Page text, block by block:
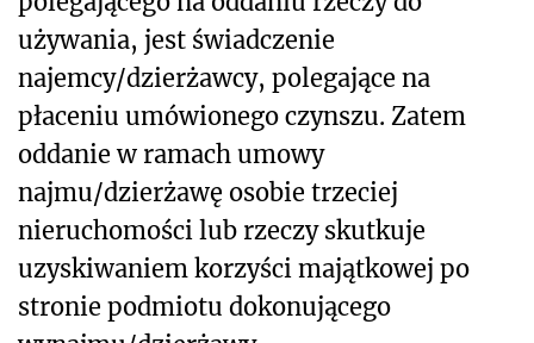
używania, jest świadczenie
najemcy/dzierżawcy, polegające na
płaceniu umówionego czynszu. Zatem
oddanie w ramach umowy
najmu/dzierżawę osobie trzeciej
nieruchomości lub rzeczy skutkuje
uzyskiwaniem korzyści majątkowej po
stronie podmiotu dokonującego